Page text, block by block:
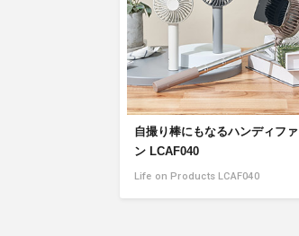
自撮り棒にもなるハンディファ
ン LCAF040
Life on Products LCAF040